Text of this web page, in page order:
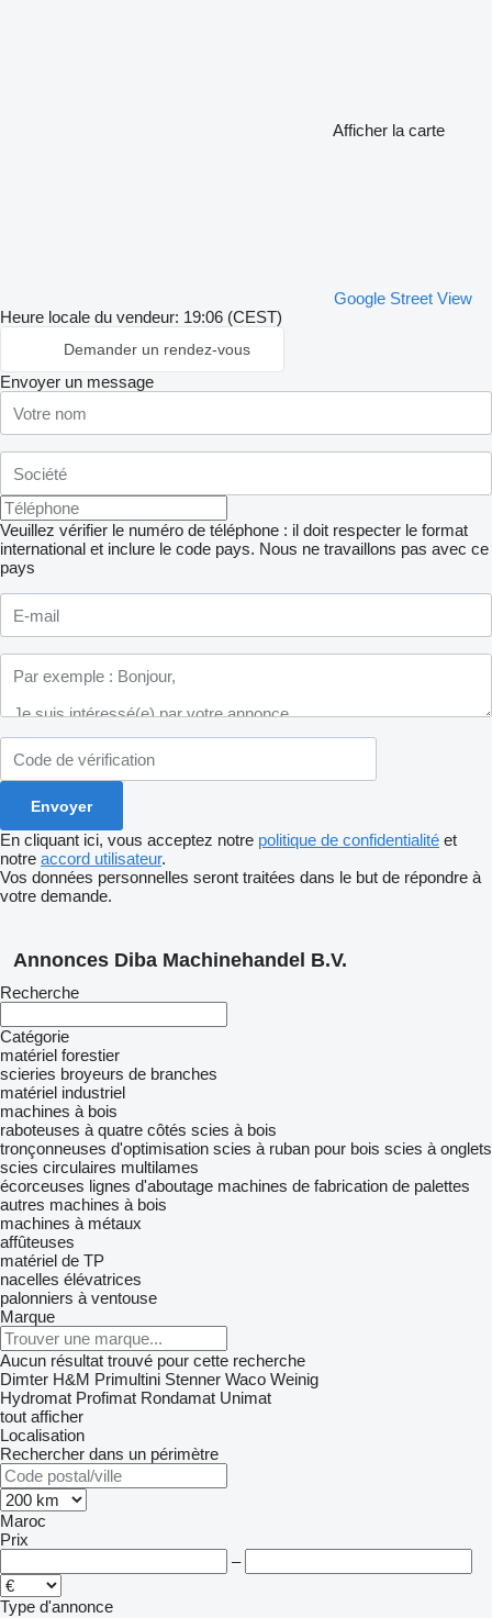
Afficher la carte
Google Street View
Heure locale du vendeur: 19:06 (CEST)
Demander un rendez-vous
Envoyer un message
Veuillez vérifier le numéro de téléphone : il doit respecter le format
international et inclure le code pays. Nous ne travaillons pas avec ce
pays
En cliquant ici, vous acceptez notre politique de confidentialité et
notre accord utilisateur.
Vos données personnelles seront traitées dans le but de répondre à
votre demande.
Annonces Diba Machinehandel B.V.
Recherche
Catégorie
matériel forestier
scieries broyeurs de branches
matériel industriel
machines à bois
raboteuses à quatre côtés scies à bois
tronçonneuses d'optimisation scies à ruban pour bois scies à onglets
scies circulaires multilames
écorceuses lignes d'aboutage machines de fabrication de palettes
autres machines à bois
machines à métaux
affûteuses
matériel de TP
nacelles élévatrices
palonniers à ventouse
Marque
Aucun résultat trouvé pour cette recherche
Dimter H&M Primultini Stenner Waco Weinig
Hydromat Profimat Rondamat Unimat
tout afficher
Localisation
Rechercher dans un périmètre
Maroc
Prix
–
Type d'annonce